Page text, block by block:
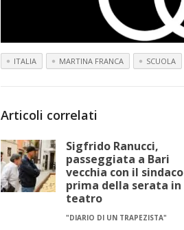
ITALIA MARTINA FRANCA SCUOLA
Articoli correlati
Sigfrido Ranucci,
passeggiata a Bari
vecchia con il sindaco
prima della serata in
teatro
"DIARIO DI UN TRAPEZISTA"